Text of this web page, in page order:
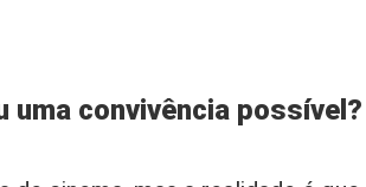
uma convivência possível?